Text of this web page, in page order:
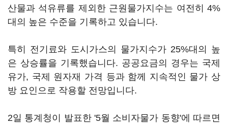
산물과 석유류를 제외한 근원물가지수는 여전히 4%
대의 높은 수준을 기록하고 있습니다.
특히 전기료와 도시가스의 물가지수가 25%대의 높
은 상승률을 기록했습니다. 공공요금의 경우는 국제
유가, 국제 원자재 가격 등과 함께 지속적인 물가 상
방 요인으로 작용할 전망입니다.
2일 통계청이 발표한 '5월 소비자물가 동향'에 따르면